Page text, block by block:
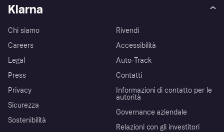
Klarna
Chi siamo
Careers
Legal
Press
Privacy
Sicurezza
Sostenibilità
Rivendi
Accessibilità
Auto-Track
Contatti
Informazioni di contatto per le
autorità
Governance aziendale
Relazioni con gli investitori